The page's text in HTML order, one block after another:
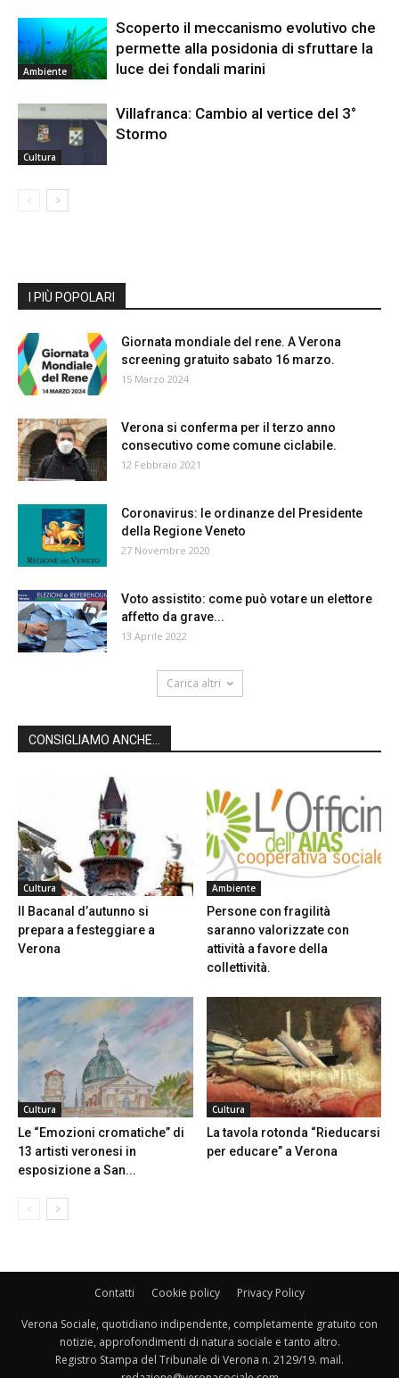
Ambiente
Scoperto il meccanismo evolutivo che
permette alla posidonia di sfruttare la
luce dei fondali marini
Cultura
Villafranca: Cambio al vertice del 3°
Stormo
I PIÙ POPOLARI
Giornata mondiale del rene. A Verona
screening gratuito sabato 16 marzo.
15 Marzo 2024
Verona si conferma per il terzo anno
consecutivo come comune ciclabile.
12 Febbraio 2021
Coronavirus: le ordinanze del Presidente
della Regione Veneto
27 Novembre 2020
Voto assistito: come può votare un elettore
affetto da grave...
13 Aprile 2022
Carica altri
CONSIGLIAMO ANCHE...
Cultura
Il Bacanal d’autunno si
prepara a festeggiare a
Verona
Ambiente
Persone con fragilità
saranno valorizzate con
attività a favore della
collettività.
Cultura
Le “Emozioni cromatiche” di
13 artisti veronesi in
esposizione a San...
Cultura
La tavola rotonda “Rieducarsi
per educare” a Verona
Contatti Cookie policy Privacy Policy
Verona Sociale, quotidiano indipendente, completamente gratuito con
notizie, approfondimenti di natura sociale e tanto altro.
Registro Stampa del Tribunale di Verona n. 2129/19. mail.